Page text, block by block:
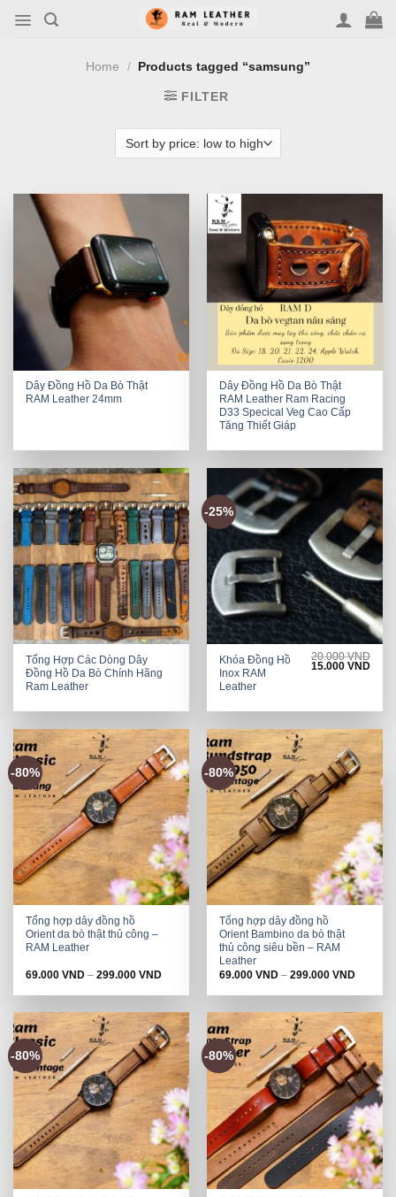
Home
/ Products tagged “samsung”
FILTER
Dây Đồng Hồ Da Bò Thật
RAM Leather 24mm
Dây Đồng Hồ Da Bò Thật
RAM Leather Ram Racing
D33 Specical Veg Cao Cấp
Tăng Thiết Giáp
Tổng Hợp Các Dòng Dây
Đồng Hồ Da Bò Chính Hãng
Ram Leather
-25%
Khóa Đồng Hồ
Inox RAM
Leather
20.000VND
Original
15.000 VND
-80%
Tổng hợp dây đồng hồ
Orient da bò thật thủ công –
RAM Leather
69.000VND –299.000VND
-80%
Tổng hợp dây đồng hồ
Orient Bambino da bò thật
thủ công siêu bền – RAM
Leather
69.000VND –299.000VND
-80% -80%